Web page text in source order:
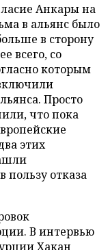
Анкары на
в альянс было
в сторону
всего, со
которым
Просто
что пока
этих
пользу отказа
В интервью
Хакан